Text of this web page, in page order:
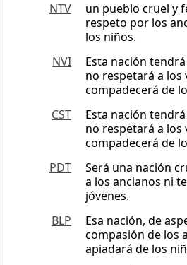
NTV
un pueblo cruel y
respeto por los
los niños.
NVI
Esta nación
no respetará a los
compadecerá de
CST
Esta nación
no respetará a los
compadecerá de
PDT
Será una nación
a los ancianos ni
jóvenes.
BLP
Esa nación, de
compasión de los
apiadará de los